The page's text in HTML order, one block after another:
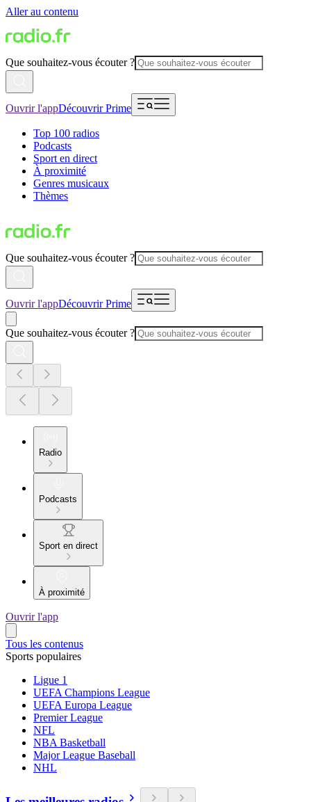
Aller au contenu
Que souhaitez-vous écouter ?
Ouvrir l'appDécouvrir Prime
Top 100 radios
Podcasts
Sport en direct
À proximité
Genres musicaux
Thèmes
Que souhaitez-vous écouter ?
Ouvrir l'appDécouvrir Prime
Que souhaitez-vous écouter ?
Radio
Podcasts
Sport en direct
À proximité
Ouvrir l'app
Tous les contenus
Sports populaires
Ligue 1
UEFA Champions League
UEFA Europa League
Premier League
NFL
NBA Basketball
Major League Baseball
NHL